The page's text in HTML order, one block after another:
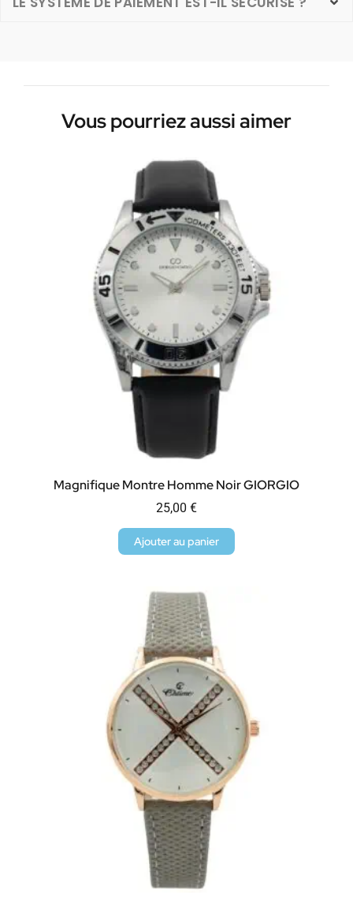
Vous pourriez aussi aimer
Magnifique Montre Homme Noir GIORGIO
25,00 €
Ajouter au panier